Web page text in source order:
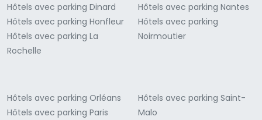
Hôtels avec parking Dinard
Hôtels avec parking Honfleur
Hôtels avec parking La
Rochelle
Hôtels avec parking Nantes
Hôtels avec parking
Noirmoutier
Hôtels avec parking Orléans
Hôtels avec parking Paris
Hôtels avec parking Saint-
Malo